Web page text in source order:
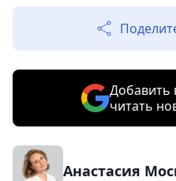
Добавить
читать
Анастасия